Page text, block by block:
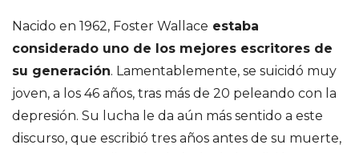
Nacido en 1962, Foster Wallace estaba
considerado uno de los mejores escritores de
su generación. Lamentablemente, se suicidó muy
joven, a los 46 años, tras más de 20 peleando con la
depresión. Su lucha le da aún más sentido a este
discurso, que escribió tres años antes de su muerte,